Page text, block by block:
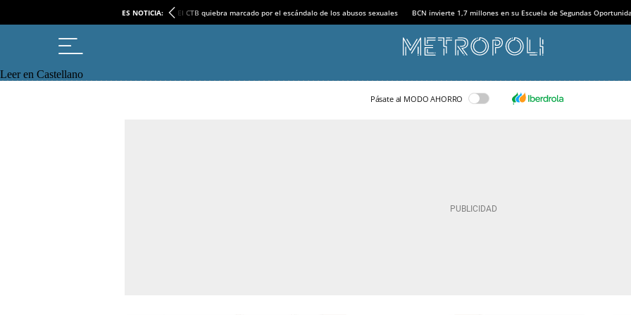
ES NOTICIA: El CTB quiebra marcado por el escándalo de los abusos sexuales BCN invierte 1,7 millones en su Escuela de Segundas
Leer en Castellano
Pásate al MODO AHORRO